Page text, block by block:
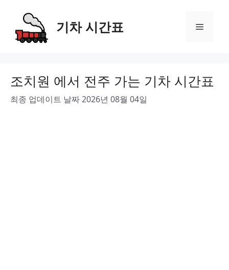
content
기차 시간표 Menu
조치원 에서 전주 가는 기차 시간표
최종 업데이트 날짜 2026년 08월 04일